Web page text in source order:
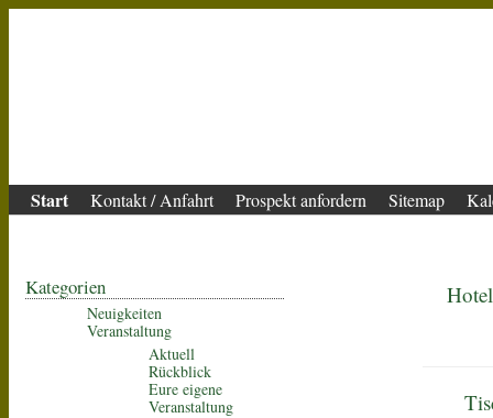
Start Kontakt / Anfahrt Prospekt anfordern Sitemap
Kategorien
Neuigkeiten
Veranstaltung
Aktuell
Rückblick
Eure eigene
Veranstaltung